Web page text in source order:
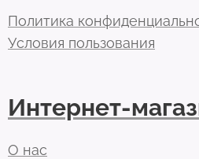
Политика
Условия пользования
Интернет-
О нас